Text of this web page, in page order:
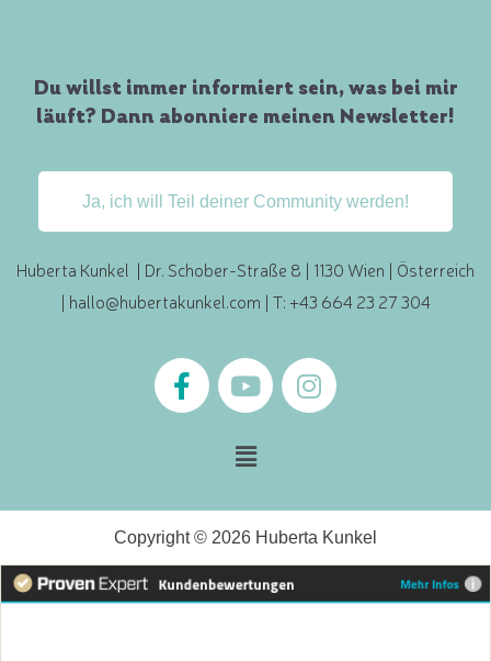
Du willst immer informiert sein, was bei mir
läuft? Dann abonniere meinen Newsletter!
Ja, ich will Teil deiner Community werden!
Huberta Kunkel | Dr. Schober-Straße 8 | 1130 Wien | Österreich
| hallo@hubertakunkel.com | T: +43 664 23 27 304
Copyright © 2026 Huberta Kunkel